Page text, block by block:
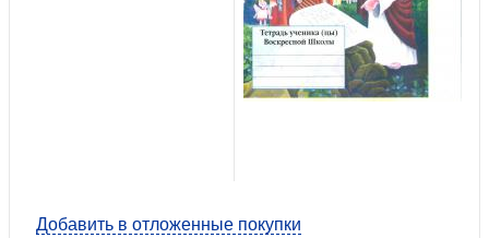
Добавить в отложенные покупки